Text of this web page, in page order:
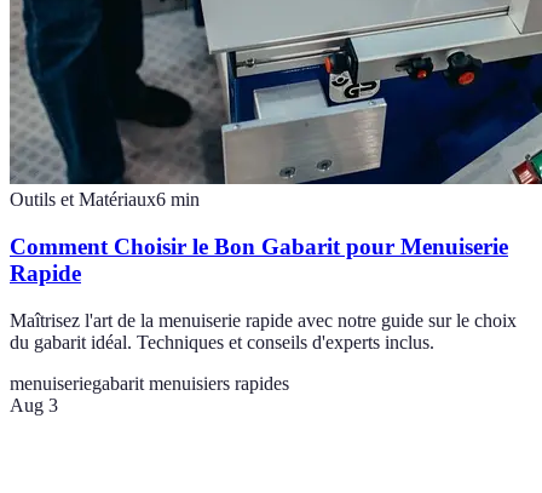
Outils et Matériaux6 min
Comment Choisir le Bon Gabarit pour Menuiserie
Rapide
Maîtrisez l'art de la menuiserie rapide avec notre guide sur le choix
du gabarit idéal. Techniques et conseils d'experts inclus.
menuiseriegabarit menuisiers rapides
Aug 3